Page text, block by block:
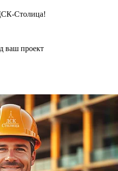
Столица!
ваш проект